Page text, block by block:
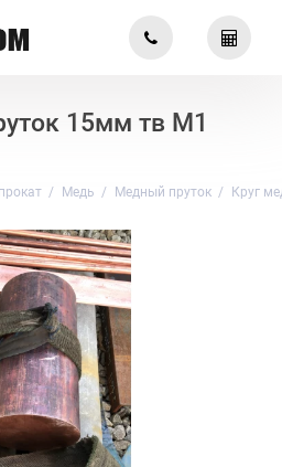
15мм тв М1
Медь Медный пруток Круг